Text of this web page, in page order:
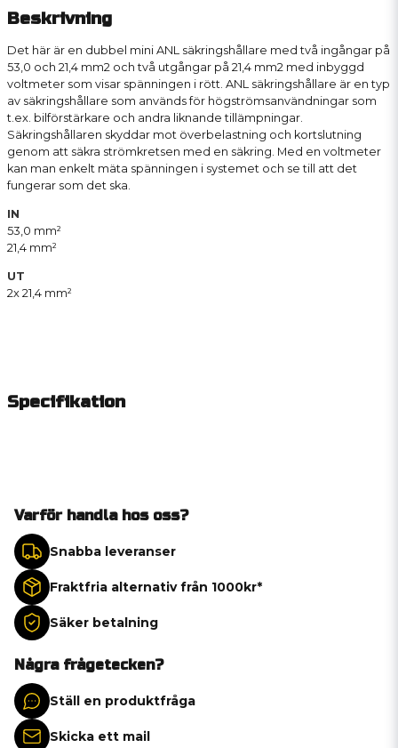
Beskrivning
Det här är en dubbel mini ANL säkringshållare med två ingångar på
53,0 och 21,4 mm2 och två utgångar på 21,4 mm2 med inbyggd
voltmeter som visar spänningen i rött. ANL säkringshållare är en typ
av säkringshållare som används för högströmsanvändningar som
t.ex. bilförstärkare och andra liknande tillämpningar.
Säkringshållaren skyddar mot överbelastning och kortslutning
genom att säkra strömkretsen med en säkring. Med en voltmeter
kan man enkelt mäta spänningen i systemet och se till att det
fungerar som det ska.
IN
53,0 mm²
21,4 mm²
UT
2x 21,4 mm²
Specifikation
Varför handla hos oss?
Snabba leveranser
Fraktfria alternativ från 1000kr*
Säker betalning
Några frågetecken?
Ställ en produktfråga
Skicka ett mail